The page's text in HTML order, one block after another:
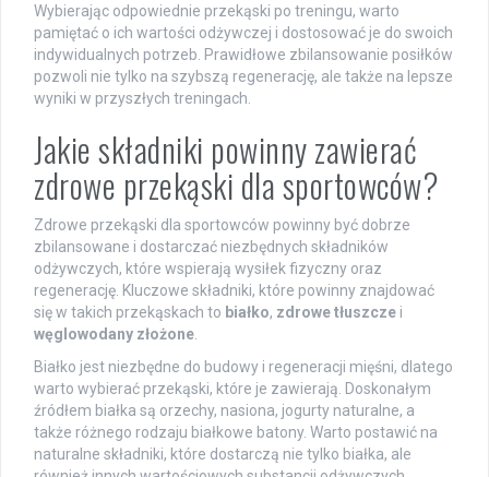
Wybierając odpowiednie przekąski po treningu, warto
pamiętać o ich wartości odżywczej i dostosować je do swoich
indywidualnych potrzeb. Prawidłowe zbilansowanie posiłków
pozwoli nie tylko na szybszą regenerację, ale także na lepsze
wyniki w przyszłych treningach.
Jakie składniki powinny zawierać
zdrowe przekąski dla sportowców?
Zdrowe przekąski dla sportowców powinny być dobrze
zbilansowane i dostarczać niezbędnych składników
odżywczych, które wspierają wysiłek fizyczny oraz
regenerację. Kluczowe składniki, które powinny znajdować
się w takich przekąskach to białko, zdrowe tłuszcze i
węglowodany złożone
Białko jest niezbędne do budowy i regeneracji mięśni, dlatego
warto wybierać przekąski, które je zawierają. Doskonałym
źródłem białka są orzechy, nasiona, jogurty naturalne, a
także różnego rodzaju białkowe batony. Warto postawić na
naturalne składniki, które dostarczą nie tylko białka, ale